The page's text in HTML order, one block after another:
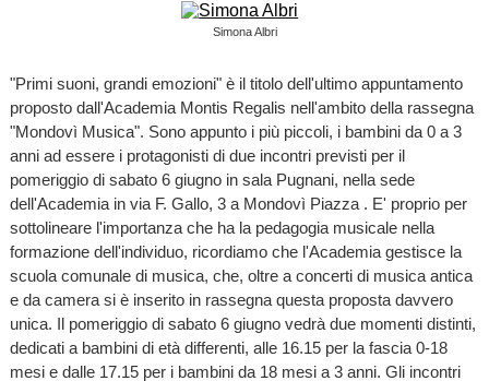
Simona Albri
"Primi suoni, grandi emozioni" è il titolo dell'ultimo appuntamento
proposto dall'Academia Montis Regalis nell'ambito della rassegna
"Mondovì Musica". Sono appunto i più piccoli, i bambini da 0 a 3
anni ad essere i protagonisti di due incontri previsti per il
pomeriggio di sabato 6 giugno in sala Pugnani, nella sede
dell'Academia in via F. Gallo, 3 a Mondovì Piazza . E' proprio per
sottolineare l'importanza che ha la pedagogia musicale nella
formazione dell'individuo, ricordiamo che l'Academia gestisce la
scuola comunale di musica, che, oltre a concerti di musica antica
e da camera si è inserito in rassegna questa proposta davvero
unica. Il pomeriggio di sabato 6 giugno vedrà due momenti distinti,
dedicati a bambini di età differenti, alle 16.15 per la fascia 0-18
mesi e dalle 17.15 per i bambini da 18 mesi a 3 anni. Gli incontri